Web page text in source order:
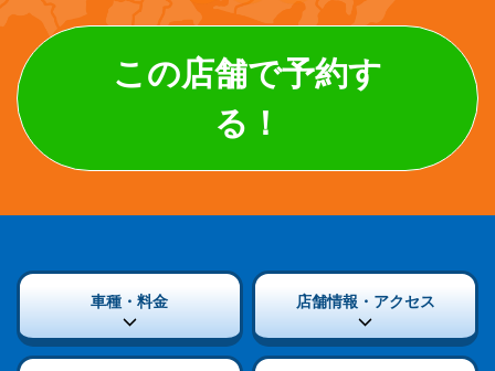
この店舗で予約す
る！
車種・料金 店舗情報・アクセス